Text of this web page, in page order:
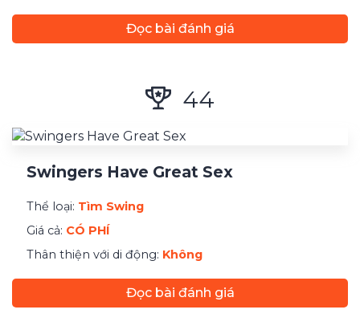
Đọc bài đánh giá
44
Swingers Have Great Sex
Thể loại: Tìm Swing
Giá cả: CÓ PHÍ
Thân thiện với di động: Không
Đọc bài đánh giá